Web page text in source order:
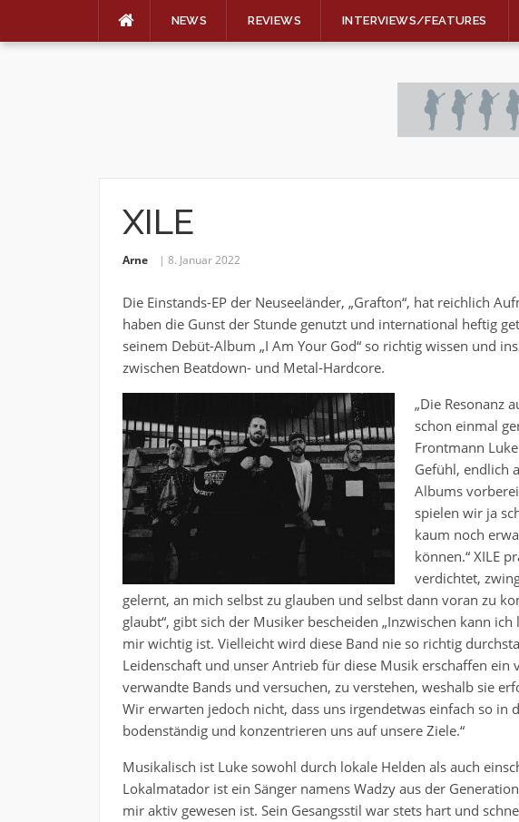
NEWS REVIEWS INTERVIEWS/FEATURES
XILE
Arne 8. Januar 2022
Die Einstands-EP der Neuseeländer, „Grafton“, hat reichlich
haben die Gunst der Stunde genutzt und international heftig
seinem Debüt-Album „I Am Your God“ so richtig wissen und
zwischen Beatdown- und Metal-Hardcore.
„Die Resonanz
schon einmal
Frontmann
Gefühl, endlich
Albums
spielen wir ja
kaum noch
können.“ XILE
verdichtet,
gelernt, an mich selbst zu glauben und selbst dann voran zu
glaubt“, gibt sich der Musiker bescheiden „Inzwischen kann
mir wichtig ist. Vielleicht wird diese Band nie so richtig
Leidenschaft und unser Antrieb für diese Musik erschaffen ein
verwandte Bands und versuchen, zu verstehen, weshalb sie
Wir erwarten jedoch nicht, dass uns irgendetwas einfach so in
bodenständig und konzentrieren uns auf unsere Ziele.“
Musikalisch ist Luke sowohl durch lokale Helden als auch
Lokalmatador ist ein Sänger namens Wadzy aus der
mir aktiv gewesen ist. Sein Gesangsstil war stets hart und